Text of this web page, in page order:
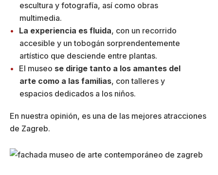
escultura y fotografía, así como obras
multimedia.
La experiencia es fluida, con un recorrido
accesible y un tobogán sorprendentemente
artístico que desciende entre plantas.
El museo se dirige tanto a los amantes del
arte como a las familias, con talleres y
espacios dedicados a los niños.
En nuestra opinión, es una de las mejores atracciones
de Zagreb.